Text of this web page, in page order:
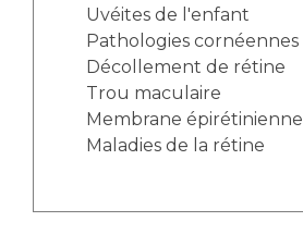
Uvéites de l'enfant
Pathologies cornéennes
Décollement de rétine
Trou maculaire
Membrane épirétinienne
Maladies de la rétine